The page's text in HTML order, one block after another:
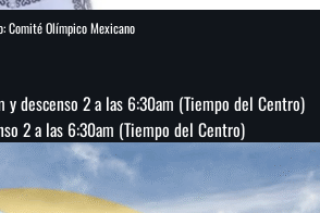
Comité Olímpico Mexicano
y descenso 2 a las 6:30am (Tiempo del Centro)
2 a las 6:30am (Tiempo del Centro)